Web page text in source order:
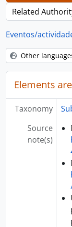
Related
Eventos/
Other
Elements
Taxonomy
Source
note(s)